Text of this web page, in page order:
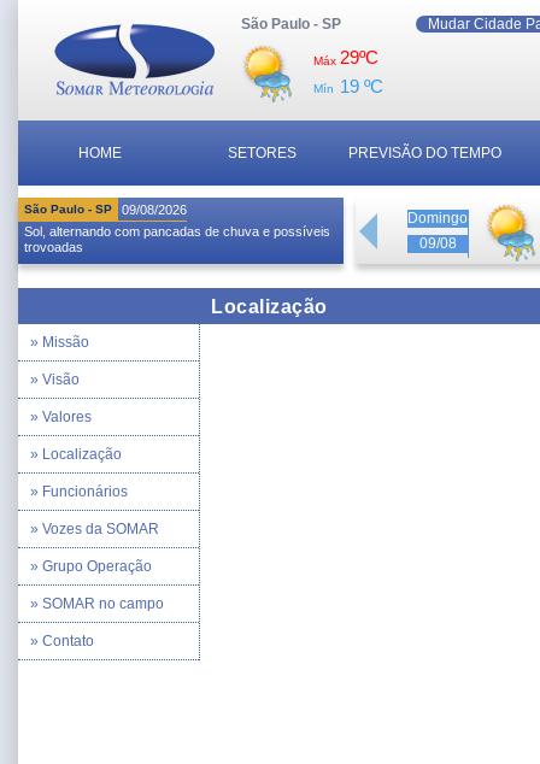
São Paulo - SP Mudar Cidade
Máx 29ºC
Mín 19 ºC
HOME SETORES PREVISÃO DO TEMPO
São Paulo - SP
09/08/2026
Sol, alternando com pancadas de chuva e possíveis
trovoadas
Domingo
09/08
Localização
» Missão
» Visão
» Valores
» Localização
» Funcionários
» Vozes da SOMAR
» Grupo Operação
» SOMAR no campo
» Contato